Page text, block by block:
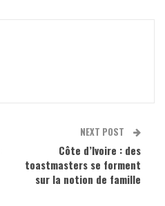
NEXT POST
Côte d’Ivoire : des
toastmasters se forment
sur la notion de famille